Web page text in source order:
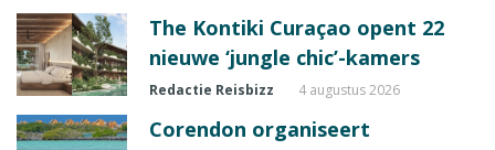
The Kontiki Curaçao opent 22
nieuwe ‘jungle chic’-kamers
Redactie Reisbizz 4 augustus 2026
Corendon organiseert